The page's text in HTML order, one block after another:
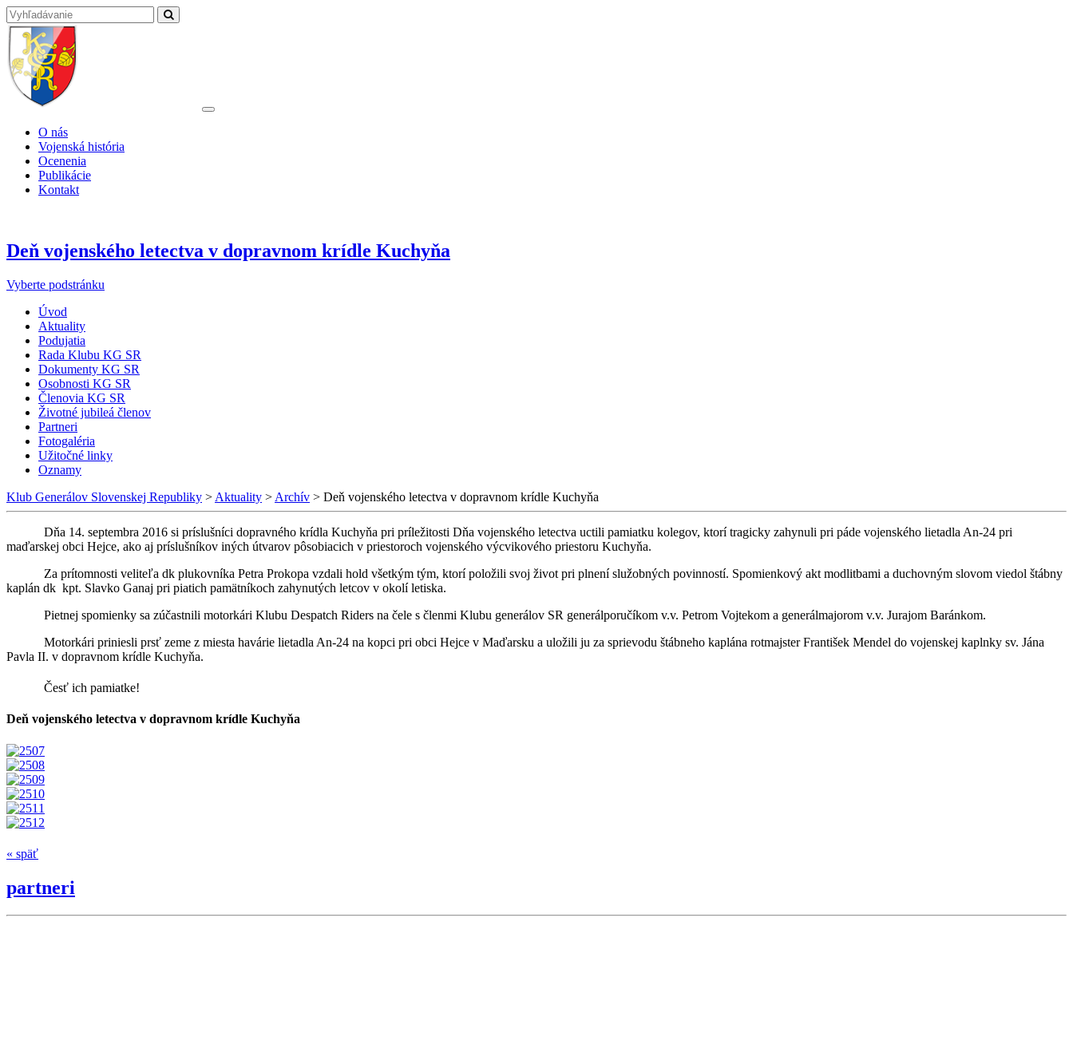
O nás
Vojenská história
Ocenenia
Publikácie
Kontakt
Deň vojenského letectva v dopravnom krídle Kuchyňa
Vyberte podstránku
Úvod
Aktuality
Podujatia
Rada Klubu KG SR
Dokumenty KG SR
Osobnosti KG SR
Členovia KG SR
Životné jubileá členov
Partneri
Fotogaléria
Užitočné linky
Oznamy
Klub Generálov Slovenskej Republiky > Aktuality > Archív > Deň vojenského letectva v dopravnom krídle Kuchyňa
Dňa 14. septembra 2016 si príslušníci dopravného krídla Kuchyňa pri príležitosti Dňa vojenského letectva uctili pamiatku kolegov, ktorí tragicky zahynuli pri páde vojenského lietadla An-24 pri
maďarskej obci Hejce, ako aj príslušníkov iných útvarov pôsobiacich v priestoroch vojenského výcvikového priestoru Kuchyňa.
Za prítomnosti veliteľa dk plukovníka Petra Prokopa vzdali hold všetkým tým, ktorí položili svoj život pri plnení služobných povinností. Spomienkový akt modlitbami a duchovným slovom viedol štábny
kaplán dk kpt. Slavko Ganaj pri piatich pamätníkoch zahynutých letcov v okolí letiska.
Pietnej spomienky sa zúčastnili motorkári Klubu Despatch Riders na čele s členmi Klubu generálov SR generálporučíkom v.v. Petrom Vojtekom a generálmajorom v.v. Jurajom Baránkom.
Motorkári priniesli prsť zeme z miesta havárie lietadla An-24 na kopci pri obci Hejce v Maďarsku a uložili ju za sprievodu štábneho kaplána rotmajster František Mendel do vojenskej kaplnky sv. Jána
Pavla II. v dopravnom krídle Kuchyňa.
Česť ich pamiatke!
Deň vojenského letectva v dopravnom krídle Kuchyňa
« späť
partneri